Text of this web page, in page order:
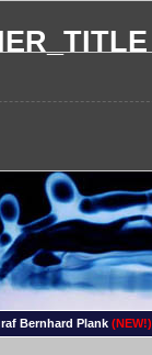
Bernhard Plank (NEW!)